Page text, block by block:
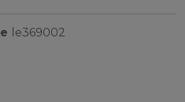
le369002